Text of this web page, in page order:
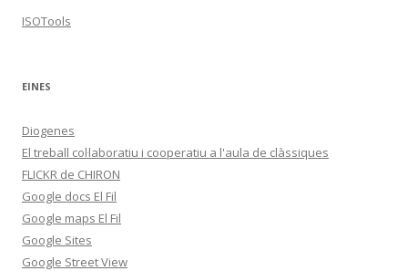
ISOTools
EINES
Diogenes
El treball col·laboratiu i cooperatiu a l'aula de clàssiques
FLICKR de CHIRON
Google docs El Fil
Google maps El Fil
Google Sites
Google Street View